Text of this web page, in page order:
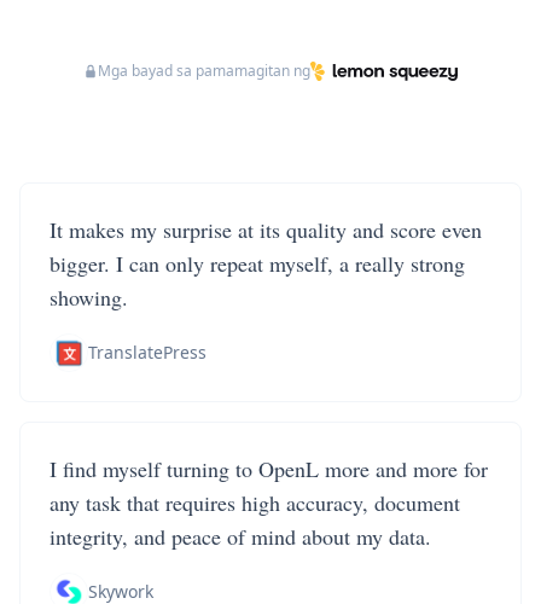
Mga bayad sa pamamagitan ng
It makes my surprise at its quality and score even
bigger. I can only repeat myself, a really strong
showing.
TranslatePress
I find myself turning to OpenL more and more for
any task that requires high accuracy, document
integrity, and peace of mind about my data.
Skywork